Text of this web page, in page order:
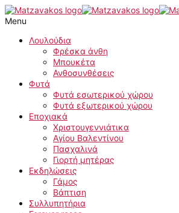
Μετάβαση
στο
περιεχόμενο
Menu
Λουλούδια
Φρέσκα άνθη
Μπουκέτα
Ανθοσυνθέσεις
Φυτά
Φυτά εσωτερικού χώρου
Φυτά εξωτερικού χώρου
Εποχιακά
Χριστουγεννιάτικα
Αγίου Βαλεντίνου
Πασχαλινά
Γιορτή μητέρας
Εκδηλώσεις
Γάμος
Βάπτιση
Συλλυπητήρια